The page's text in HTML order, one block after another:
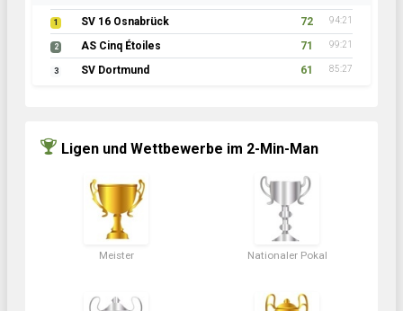
1 SV 16 Osnabrück 72 94:21
2 AS Cinq Étoiles 71 99:21
3 SV Dortmund 61 85:27
Ligen und Wettbewerbe im 2-Min-Man
Meister Nationaler Pokal